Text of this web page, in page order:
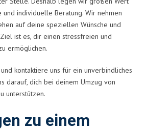
individuelle Beratung. Wir nehmen
auf deine speziellen Wünsche und
ist es, dir einen stressfreien und
ermöglichen.
kontaktiere uns für ein unverbindliches
darauf, dich bei deinem Umzug von
unterstützen.
zu einem